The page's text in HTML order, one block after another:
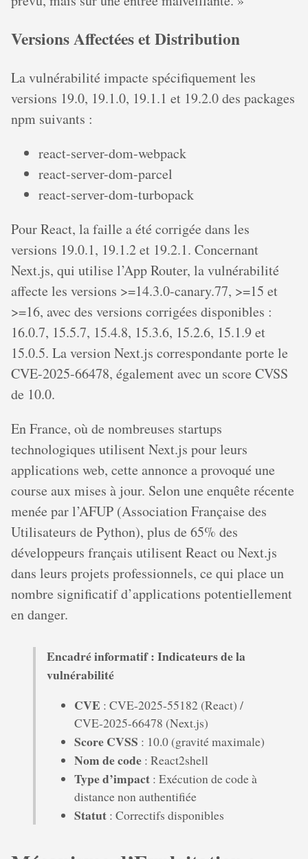
Versions Affectées et Distribution
La vulnérabilité impacte spécifiquement les
versions 19.0, 19.1.0, 19.1.1 et 19.2.0 des packages
npm suivants :
react-server-dom-webpack
react-server-dom-parcel
react-server-dom-turbopack
Pour React, la faille a été corrigée dans les
versions 19.0.1, 19.1.2 et 19.2.1. Concernant
Next.js, qui utilise l’App Router, la vulnérabilité
affecte les versions >=14.3.0-canary.77, >=15 et
>=16, avec des versions corrigées disponibles :
16.0.7, 15.5.7, 15.4.8, 15.3.6, 15.2.6, 15.1.9 et
15.0.5. La version Next.js correspondante porte le
CVE-2025-66478, également avec un score CVSS
de 10.0.
En France, où de nombreuses startups
technologiques utilisent Next.js pour leurs
applications web, cette annonce a provoqué une
course aux mises à jour. Selon une enquête récente
menée par l’AFUP (Association Française des
Utilisateurs de Python), plus de 65% des
développeurs français utilisent React ou Next.js
dans leurs projets professionnels, ce qui place un
nombre significatif d’applications potentiellement
en danger.
Encadré informatif : Indicateurs de la
vulnérabilité
CVE : CVE-2025-55182 (React) /
CVE-2025-66478 (Next.js)
Score CVSS : 10.0 (gravité maximale)
Nom de code : React2shell
Type d’impact : Exécution de code à
distance non authentifiée
Statut : Correctifs disponibles